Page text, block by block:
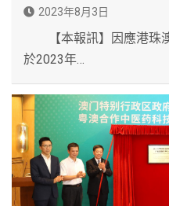
2023年8月3日
【本報訊】因應港珠
於2023年…